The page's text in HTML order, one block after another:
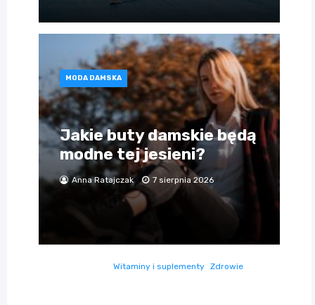
MODA DAMSKA
Jakie buty damskie będą
modne tej jesieni?
Anna Ratajczak 7 sierpnia 2026
Witaminy i suplementy Zdrowie